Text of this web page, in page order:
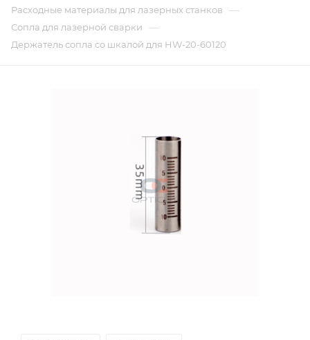
Расходные материалы для лазерных станков —
Сопла для лазерной сварки —
Держатель сопла со шкалой для HW-20-60120